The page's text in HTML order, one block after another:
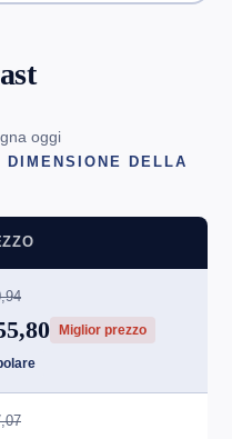
oggi
DELLA
Miglior prezzo